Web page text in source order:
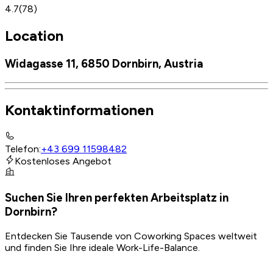
4.7(78)
Location
Widagasse 11, 6850 Dornbirn, Austria
Kontaktinformationen
Telefon:+43 699 11598482
Kostenloses Angebot
Suchen Sie Ihren perfekten Arbeitsplatz in
Dornbirn?
Entdecken Sie Tausende von Coworking Spaces weltweit
und finden Sie Ihre ideale Work-Life-Balance.